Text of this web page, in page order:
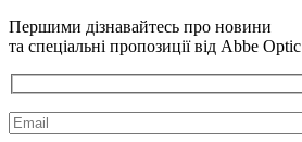
Першими дізнавайтесь про новини
та спеціальні пропозиції від Abbe Optic